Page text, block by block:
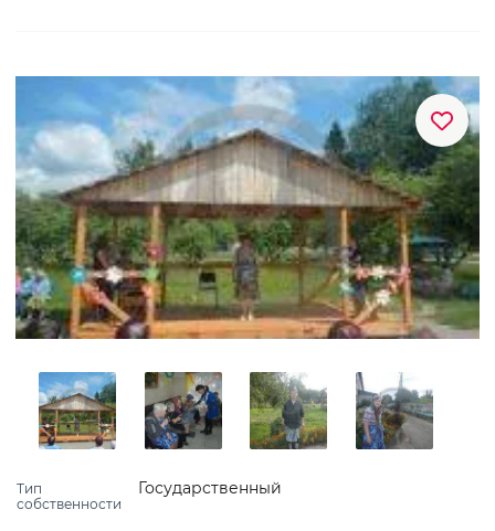
Тип
собственности
Государственный